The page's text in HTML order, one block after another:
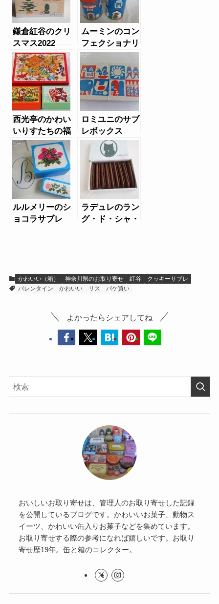
鎌倉紅谷のクリ
スマス2022
ムーミンのコン
フェクショナリ
ーハウス
西光亭のかわい
いりすたちの福
袋2019
ロミユニのサブ
レボックス
ルルメリーのシ
ョコラサブレ
ラデュレのラン
グ・ド・シャ・
かわいい（箱） 神奈川県のお取り寄せ 紅谷
クッキーサブレ
バレンタイン
かわいい リス パケ買い
よかったらシェアしてね
おいしいお取り寄せは、管理人のお取り寄せした記録
を公開しているブログです。かわいいお菓子、動物ス
イーツ、かわいい缶入りお菓子などを集めています。
お取り寄せする際の参考になれば嬉しいです。お取り
寄せ歴19年。缶と箱のコレクター。